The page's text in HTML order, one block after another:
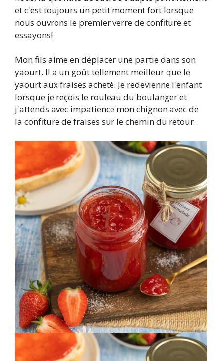
et c'est toujours un petit moment fort lorsque
nous ouvrons le premier verre de confiture et
essayons!
Mon fils aime en déplacer une partie dans son
yaourt. Il a un goût tellement meilleur que le
yaourt aux fraises acheté. Je redevienne l'enfant
lorsque je reçois le rouleau du boulanger et
j'attends avec impatience mon chignon avec de
la confiture de fraises sur le chemin du retour.